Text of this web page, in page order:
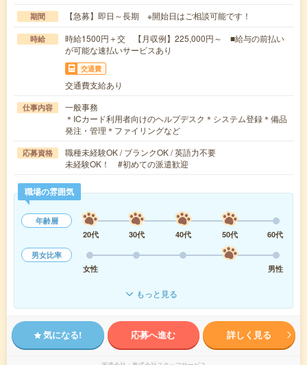
期間 【急募】即日～長期 ※開始日はご相談可能です！
時給
時給1500円＋交 【月収例】225,000円～ ■給与の前払い
が可能な速払いサービスあり
交通費
交通費支給あり
仕事内容
一般事務
＊ICカード利用者向けのヘルプデスク＊システム登録＊備品
発注・管理＊ファイリングなど
応募資格
職種未経験OK / ブランクOK / 英語力不要
未経験OK！ #初めての派遣歓迎
職場の雰囲気
年齢層
20代
30代 40代 50代
60代
男女比率
女性
男性
もっと見る
気になる! 応募へ進む 詳しく見る